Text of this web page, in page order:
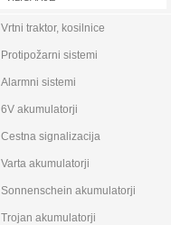
Vrtni traktor, kosilnice
Protipožarni sistemi
Alarmni sistemi
6V akumulatorji
Cestna signalizacija
Varta akumulatorji
Sonnenschein akumulatorji
Trojan akumulatorji